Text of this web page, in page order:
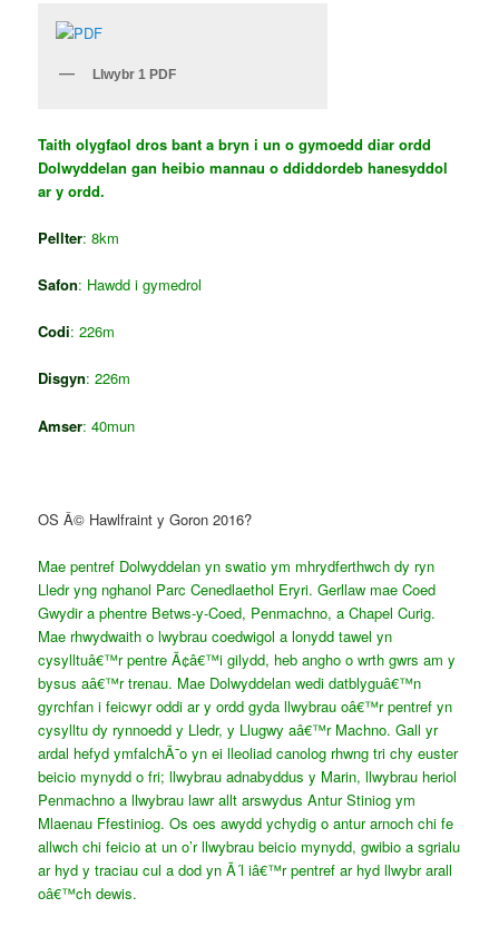
Llwybr 1 PDF
Taith olygfaol dros bant a bryn i un o gymoedd diar ordd
Dolwyddelan gan heibio mannau o ddiddordeb hanesyddol
ar y ordd.
Pellter: 8km
Safon: Hawdd i gymedrol
Codi: 226m
Disgyn: 226m
Amser: 40mun
OS Â© Hawlfraint y Goron 2016?
Mae pentref Dolwyddelan yn swatio ym mhrydferthwch dy ryn
Lledr yng nghanol Parc Cenedlaethol Eryri. Gerllaw mae Coed
Gwydir a phentre Betws-y-Coed, Penmachno, a Chapel Curig.
Mae rhwydwaith o lwybrau coedwigol a lonydd tawel yn
cysylltuâ€™r pentre Ã¢â€™i gilydd, heb angho o wrth gwrs am y
bysus aâ€™r trenau. Mae Dolwyddelan wedi datblyguâ€™n
gyrchfan i feicwyr oddi ar y ordd gyda llwybrau oâ€™r pentref yn
cysylltu dy rynnoedd y Lledr, y Llugwy aâ€™r Machno. Gall yr
ardal hefyd ymfalchÃ¯o yn ei lleoliad canolog rhwng tri chy euster
beicio mynydd o fri; llwybrau adnabyddus y Marin, llwybrau heriol
Penmachno a llwybrau lawr allt arswydus Antur Stiniog ym
Mlaenau Ffestiniog. Os oes awydd ychydig o antur arnoch chi fe
allwch chi feicio at un o’r llwybrau beicio mynydd, gwibio a sgrialu
ar hyd y traciau cul a dod yn Ã´l iâ€™r pentref ar hyd llwybr arall
oâ€™ch dewis.